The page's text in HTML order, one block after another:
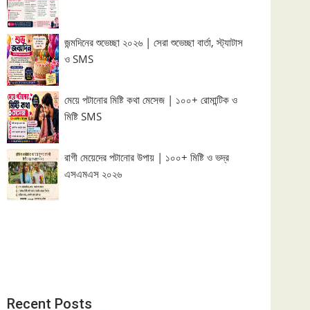
জন্মদিনের শুভেচ্ছা ২০২৬ | সেরা শুভেচ্ছা বার্তা, স্ট্যাটাস
ও SMS
মেয়ে পটানোর মিষ্টি কথা মেসেজ | ১০০+ রোমান্টিক ও
মিষ্টি SMS
রাগী মেয়েদের পটানোর উপায় | ১০০+ মিষ্টি ও ভদ্র
এসএমএস ২০২৬
Recent Posts